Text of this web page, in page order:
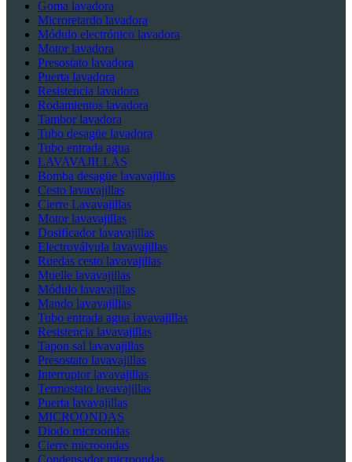
Goma lavadora
Microretardo lavadora
Módulo electrónico lavadora
Motor lavadora
Presostato lavadora
Puerta lavadora
Resistencia lavadora
Rodamientos lavadora
Tambor lavadora
Tubo desagüe lavadora
Tubo entrada agua
LAVAVAJILLAS
Bomba desagüe lavavajillas
Cesto lavavajillas
Cierre Lavavajillas
Motor lavavajillas
Dosificador lavavajillas
Electroválvula lavavajillas
Ruedas cesto lavavajillas
Muelle lavavajillas
Módulo lavavajillas
Mando lavavajillas
Tubo entrada agua lavavajillas
Resistencia lavavajillas
Tapon sal lavavajillas
Presostato lavavajillas
Interruptor lavavajillas
Termostato lavavajillas
Puerta lavavajillas
MICROONDAS
Diodo microondas
Cierre microondas